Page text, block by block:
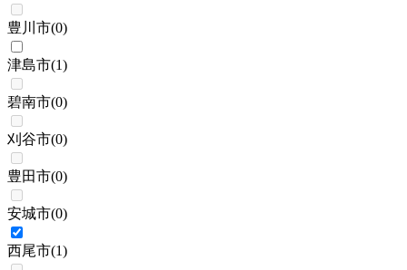
豊川市(0)
津島市(1)
碧南市(0)
刈谷市(0)
豊田市(0)
安城市(0)
西尾市(1)